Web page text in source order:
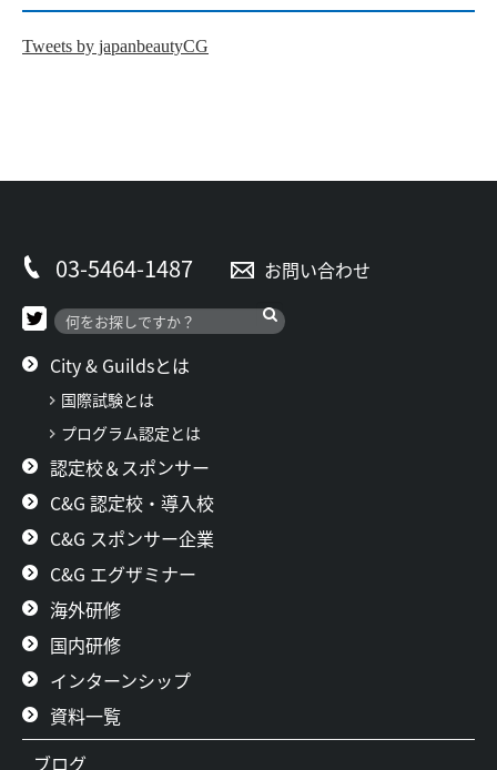
Tweets by japanbeautyCG
03-5464-1487 お問い合わせ
City & Guildsとは
国際試験とは
プログラム認定とは
認定校＆スポンサー
C&G 認定校・導入校
C&G スポンサー企業
C&G エグザミナー
海外研修
国内研修
インターンシップ
資料一覧
ブログ